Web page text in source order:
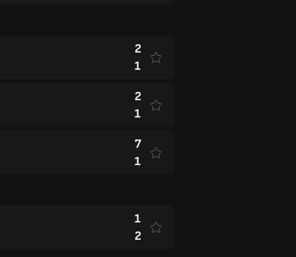
2
1
2
1
7
1
1
2